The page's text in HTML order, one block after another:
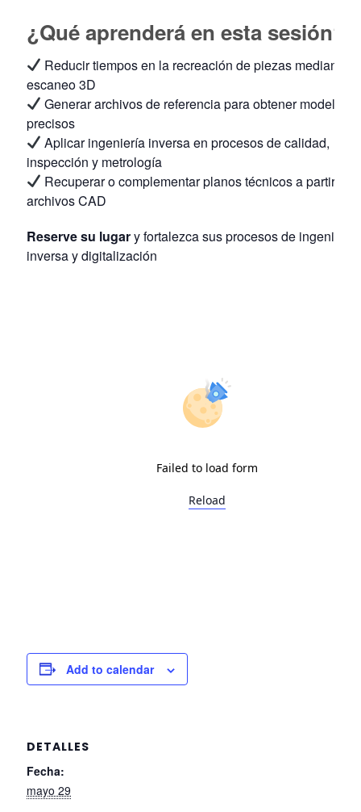
¿Qué aprenderá en esta sesión?
Reducir tiempos en la recreación de piezas mediante
escaneo 3D
Generar archivos de referencia para obtener modelos
precisos
Aplicar ingeniería inversa en procesos de calidad,
inspección y metrología
Recuperar o complementar planos técnicos a partir de
archivos CAD
Reserve su lugary fortalezca sus procesos de ingeniería
inversa y digitalización
Failed to load form
Reload
Add to calendar
DETALLES
Fecha:
mayo 29